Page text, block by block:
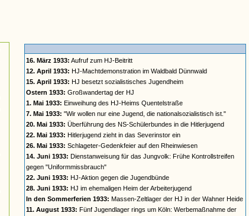
16. März 1933: Aufruf zum HJ-Beitritt
12. April 1933: HJ-Machtdemonstration im Waldbald Dünnwald
15. April 1933: HJ besetzt sozialistisches Jugendheim
Ostern 1933: Großwandertag der HJ
1. Mai 1933: Einweihung des HJ-Heims Quentelstraße
7. Mai 1933: "Wir wollen nur eine Jugend, die nationalsozialistisch ist."
20. Mai 1933: Überführung des NS-Schülerbundes in die Hitlerjugend
22. Mai 1933: Hitlerjugend zieht in das Severinstor ein
26. Mai 1933: Schlageter-Gedenkfeier auf den Rheinwiesen
14. Juni 1933: Dienstanweisung für das Jungvolk: Frühe Kontrollstreifen
gegen "Uniformmissbrauch"
22. Juni 1933: HJ-Aktion gegen die Jugendbünde
28. Juni 1933: HJ im ehemaligen Heim der Arbeiterjugend
In den Sommerferien 1933: Massen-Zeltlager der HJ in der Wahner Heide
11. August 1933: Fünf Jugendlager rings um Köln: Werbemaßnahme der